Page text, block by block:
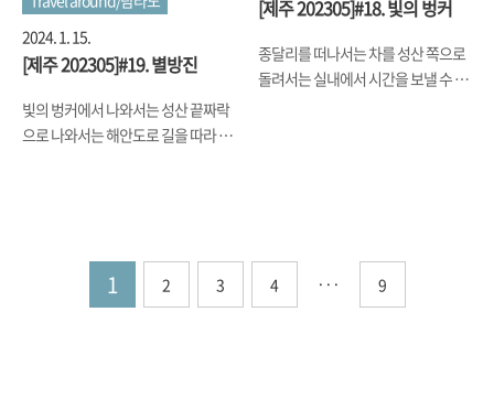
도 한 모양의 2채의 건물이 바로 남은
2박을 지내게 된 숙소였는데요... 바깥
에서 보는 숙소가 일반적인 사각형 모
양이 아니라서 내부가 어떨찌 궁금했
는데, 내부로 들어가니 생각보다 넓고
층고도 높고, 특히 삼각대의 높이에 해
박을 보낼 두번째 숙소를 갔는데, 거기
사진은 다음 글에 올리기로 하구요. 숙
소가 너무 좋아서, 어디 나가지 않고
2024. 1. 15.
[제주 202305]#19. 별방진
빛의 벙커에서 나와서는 성산 끝짜락
으로 나와서는 해안도로 길을 따라 달
사진에 담아 봤습니다. To Be
[제주 202305]#18. 빛의 벙커
종달리를 떠나서는 차를 성산 쪽으로
돌려서는 실내에서 시간을 보낼 수 있
했고, 또 대부분 야외였던지라... 비를
피해서 선택한 곳 중에 그나마 시간을
오래 보낼 수 있는 곳이어서 이곳을 들
1 2 3 4 ··· 9